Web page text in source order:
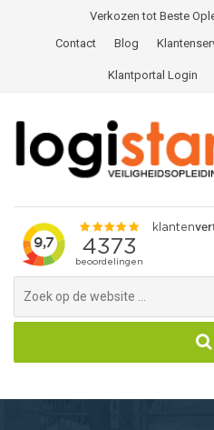
Verkozen tot Beste
Contact
Blog
Klantportal Login